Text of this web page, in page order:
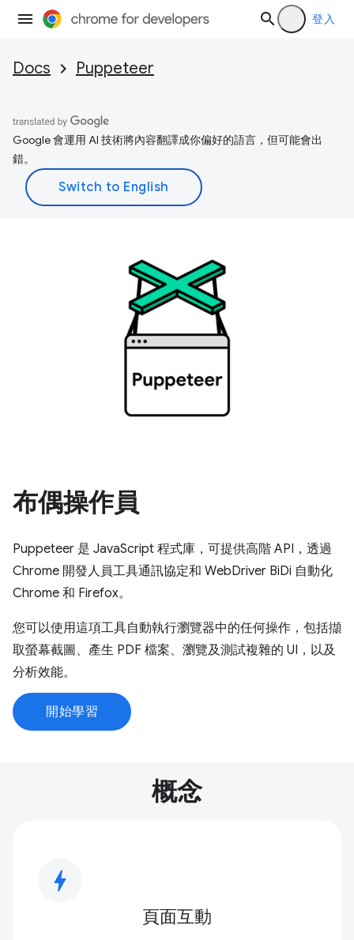
登入
Docs Puppeteer
Google 會運用 AI 技術將內容翻譯成你偏好的語言，但可能會出
錯。
布偶操作員
Puppeteer 是 JavaScript 程式庫，可提供高階 API，透過
Chrome 開發人員工具通訊協定和 WebDriver BiDi 自動化
Chrome 和 Firefox。
您可以使用這項工具自動執行瀏覽器中的任何操作，包括擷
取螢幕截圖、產生 PDF 檔案、瀏覽及測試複雜的 UI，以及
分析效能。
開始學習
概念
bolt
頁面互動